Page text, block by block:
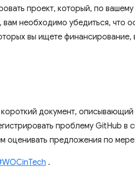
проект, который, по
вам необходимо убедиться,
вы ищете финансирование,
документ,
проблему GitHub в
оценивать предложения по мере
.